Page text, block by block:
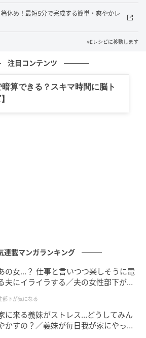
半数が外出を控える傾向となり、
り楽しむ人が多い様子がうかがえ
わからない」「検討中」という
あり、直前まで予定を決めかねて
ったようです。
箸休め！最短5分で完成する簡単・爽やかレ
※Eレシピに移動します
注目コンテンツ
算できる？スキマ時間に脳ト
連載マンガランキング
の女…？ 仕事と言いつつ楽しそうに電
夫にイライラする／夫の女性部下が気
部下が気になる
に来る義妹がストレス…どうしてみん
かすの？／義妹が毎日我が家にやって